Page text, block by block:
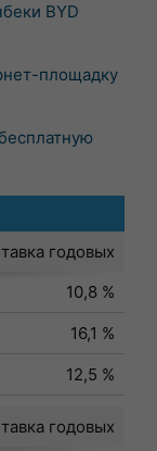
BYD
площадку
годовых
10,8 %
16,1 %
12,5 %
годовых